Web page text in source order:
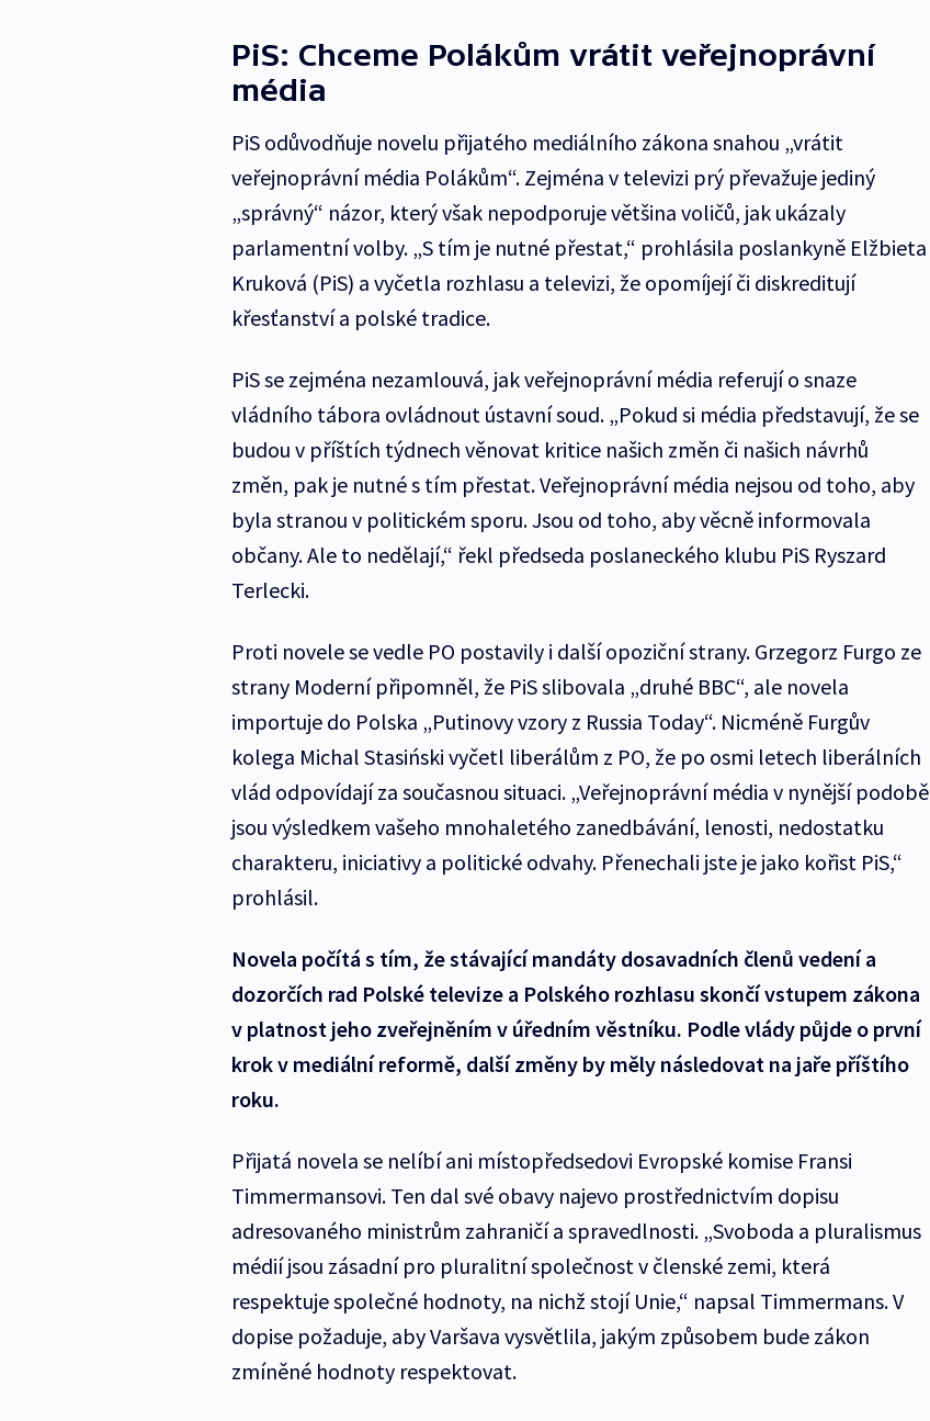
PiS: Chceme Polákům vrátit veřejnoprávní
média
PiS odůvodňuje novelu přijatého mediálního zákona snahou „vrátit
veřejnoprávní média Polákům“. Zejména v televizi prý převažuje jediný
„správný“ názor, který však nepodporuje většina voličů, jak ukázaly
parlamentní volby. „S tím je nutné přestat,“ prohlásila poslankyně Elžbieta
Kruková (PiS) a vyčetla rozhlasu a televizi, že opomíjejí či diskreditují
křesťanství a polské tradice.
PiS se zejména nezamlouvá, jak veřejnoprávní média referují o snaze
vládního tábora ovládnout ústavní soud. „Pokud si média představují, že se
budou v příštích týdnech věnovat kritice našich změn či našich návrhů
změn, pak je nutné s tím přestat. Veřejnoprávní média nejsou od toho, aby
byla stranou v politickém sporu. Jsou od toho, aby věcně informovala
občany. Ale to nedělají,“ řekl předseda poslaneckého klubu PiS Ryszard
Terlecki.
Proti novele se vedle PO postavily i další opoziční strany. Grzegorz Furgo ze
strany Moderní připomněl, že PiS slibovala „druhé BBC“, ale novela
importuje do Polska „Putinovy vzory z Russia Today“. Nicméně Furgův
kolega Michal Stasiński vyčetl liberálům z PO, že po osmi letech liberálních
vlád odpovídají za současnou situaci. „Veřejnoprávní média v nynější podobě
jsou výsledkem vašeho mnohaletého zanedbávání, lenosti, nedostatku
charakteru, iniciativy a politické odvahy. Přenechali jste je jako kořist PiS,“
prohlásil.
Novela počítá s tím, že stávající mandáty dosavadních členů vedení a
dozorčích rad Polské televize a Polského rozhlasu skončí vstupem zákona
v platnost jeho zveřejněním v úředním věstníku. Podle vlády půjde o první
krok v mediální reformě, další změny by měly následovat na jaře příštího
roku.
Přijatá novela se nelíbí ani místopředsedovi Evropské komise Fransi
Timmermansovi. Ten dal své obavy najevo prostřednictvím dopisu
adresovaného ministrům zahraničí a spravedlnosti. „Svoboda a pluralismus
médií jsou zásadní pro pluralitní společnost v členské zemi, která
respektuje společné hodnoty, na nichž stojí Unie,“ napsal Timmermans. V
dopise požaduje, aby Varšava vysvětlila, jakým způsobem bude zákon
zmíněné hodnoty respektovat.